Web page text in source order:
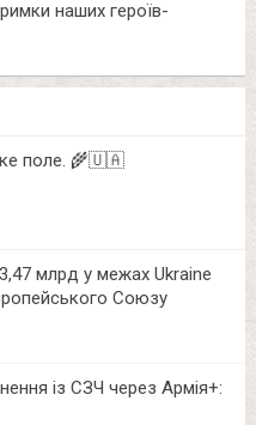
наших героїв-
поле. 🌾🇺🇦
млрд у межах Ukraine
Союзу
із СЗЧ через Армія+: